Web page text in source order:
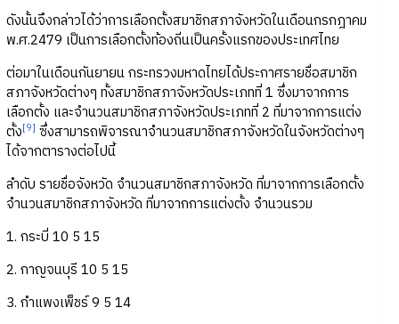
ดังนั้นจึงกล่าวได้ว่าการเลือกตั้งสมาชิกสภาจังหวัดในเดือนกรกฎาคม
พ.ศ.2479 เป็นการเลือกตั้งท้องถิ่นเป็นครั้งแรกของประเทศไทย
ต่อมาในเดือนกันยายน กระทรวงมหาดไทยได้ประกาศรายชื่อสมาชิก
สภาจังหวัดต่างๆ ทั้งสมาชิกสภาจังหวัดประเภทที่ 1 ซึ่งมาจากการ
เลือกตั้ง และจำนวนสมาชิกสภาจังหวัดประเภทที่ 2 ที่มาจากการแต่ง
ตั้ง[9] ซึ่งสามารถพิจารณาจำนวนสมาชิกสภาจังหวัดในจังหวัดต่างๆ
ได้จากตารางต่อไปนี้
ลำดับ รายชื่อจังหวัด จำนวนสมาชิกสภาจังหวัด ที่มาจากการเลือกตั้ง
จำนวนสมาชิกสภาจังหวัด ที่มาจากการแต่งตั้ง จำนวนรวม
1. กระบี่ 10 5 15
2. กาญจนบุรี 10 5 15
3. กำแพงเพ็ชร์ 9 5 14